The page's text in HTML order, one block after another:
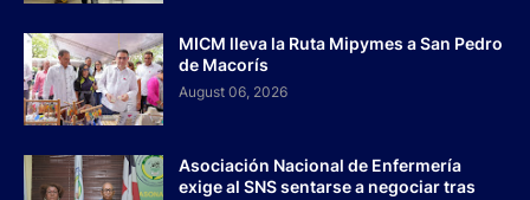
MICM lleva la Ruta Mipymes a San Pedro
de Macorís
August 06, 2026
Asociación Nacional de Enfermería
exige al SNS sentarse a negociar tras